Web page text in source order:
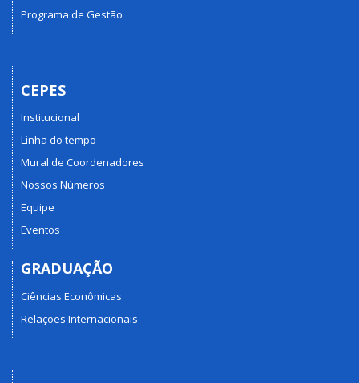
Programa de Gestão
CEPES
Institucional
Linha do tempo
Mural de Coordenadores
Nossos Números
Equipe
Eventos
GRADUAÇÃO
Ciências Econômicas
Relações Internacionais